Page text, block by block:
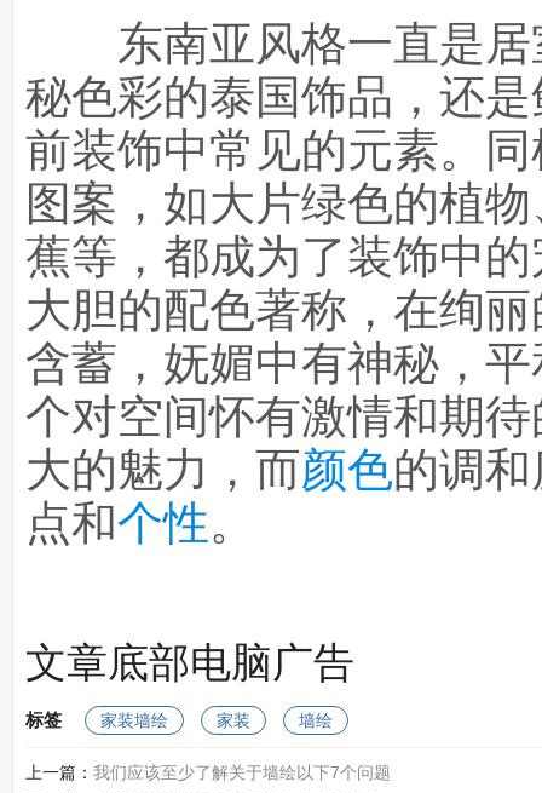
东南亚风格一直是居
秘色彩的泰国饰品，还
前装饰中常见的元素。
图案，如大片绿色的植
蕉等，都成为了装饰中
大胆的配色著称，在绚
含蓄，妩媚中有神秘，
个对空间怀有激情和期
大的魅力，而颜色的调
点和个性。
文章底部电脑广告
标签 家装墙绘 家装 墙绘
上一篇： 我们应该至少了解关于墙绘以下7个问题